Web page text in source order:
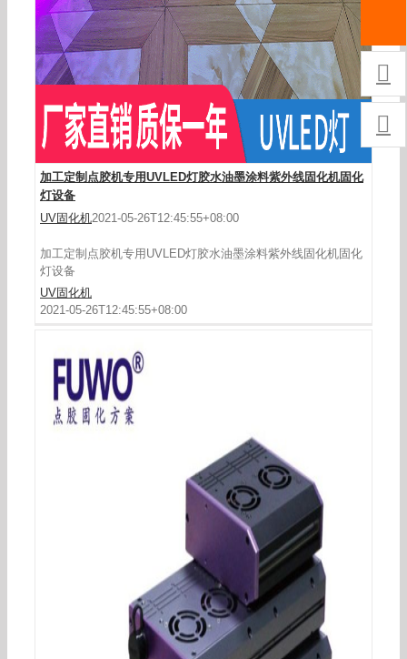
加工定制点胶机专用UVLED灯胶水油墨涂料紫外线固化机固化
灯设备
UV固化机2021-05-26T12:45:55+08:00
加工定制点胶机专用UVLED灯胶水油墨涂料紫外线固化机固化
灯设备
UV固化机
2021-05-26T12:45:55+08:00
胶水油墨固化设备

